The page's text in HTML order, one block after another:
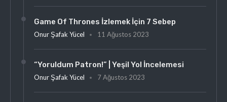
Game Of Thrones İzlemek İçin 7 Sebep
Onur Şafak Yücel 11 Ağustos 2023
“Yoruldum Patron!” | Yeşil Yol İncelemesi
Onur Şafak Yücel 7 Ağustos 2023